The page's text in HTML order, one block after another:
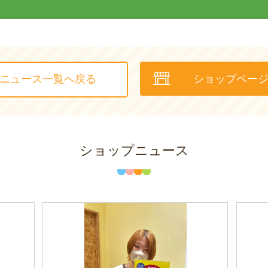
ュース一覧へ戻る ショップペー
ショップニュース